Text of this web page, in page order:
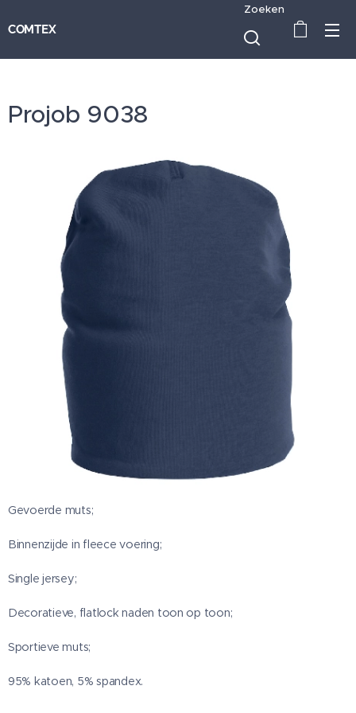
COMTEX
Zoeken
Projob 9038
Gevoerde muts;
Binnenzijde in fleece voering;
Single jersey;
Decoratieve, flatlock naden toon op toon;
Sportieve muts;
95% katoen, 5% spandex.